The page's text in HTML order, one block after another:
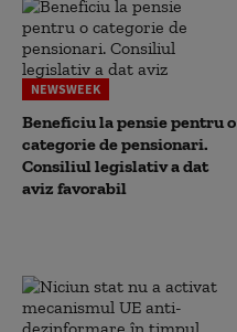
NEWSWEEK
Beneficiu la pensie pentru o
categorie de pensionari.
Consiliul legislativ a dat
aviz favorabil